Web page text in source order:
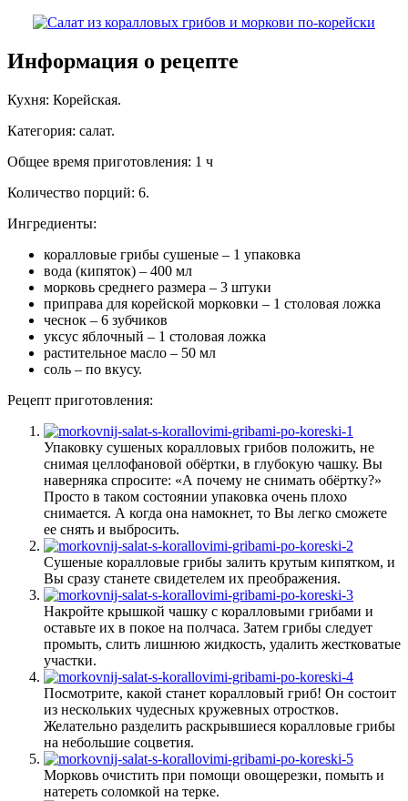
Информация о рецепте
Кухня: Корейская.
Категория: салат.
Общее время приготовления: 1 ч
Количество порций: 6.
Ингредиенты:
коралловые грибы сушеные – 1 упаковка
вода (кипяток) – 400 мл
морковь среднего размера – 3 штуки
приправа для корейской морковки – 1 столовая ложка
чеснок – 6 зубчиков
уксус яблочный – 1 столовая ложка
растительное масло – 50 мл
соль – по вкусу.
Рецепт приготовления:
Упаковку сушеных коралловых грибов положить, не
снимая целлофановой обёртки, в глубокую чашку. Вы
наверняка спросите: «А почему не снимать обёртку?»
Просто в таком состоянии упаковка очень плохо
снимается. А когда она намокнет, то Вы легко сможете
ее снять и выбросить.
Сушеные коралловые грибы залить крутым кипятком, и
Вы сразу станете свидетелем их преображения.
Накройте крышкой чашку с коралловыми грибами и
оставьте их в покое на полчаса. Затем грибы следует
промыть, слить лишнюю жидкость, удалить жестковатые
участки.
Посмотрите, какой станет коралловый гриб! Он состоит
из нескольких чудесных кружевных отростков.
Желательно разделить раскрывшиеся коралловые грибы
на небольшие соцветия.
Морковь очистить при помощи овощерезки, помыть и
натереть соломкой на терке.